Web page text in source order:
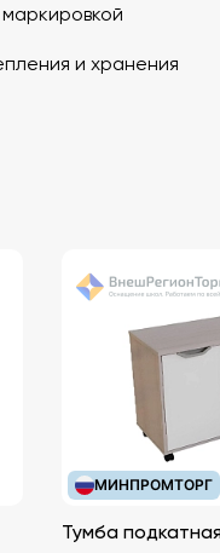
и хранения
МИНПРОМТОРГ
Тумба